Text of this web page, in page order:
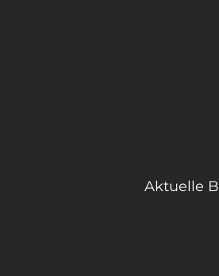
Aktuelle